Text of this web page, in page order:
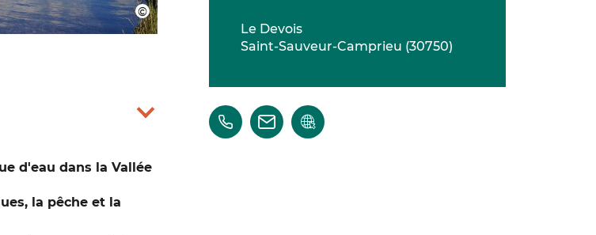
d'eau dans la Vallée
la pêche et la
Le Devois
Saint-Sauveur-Camprieu (30750)